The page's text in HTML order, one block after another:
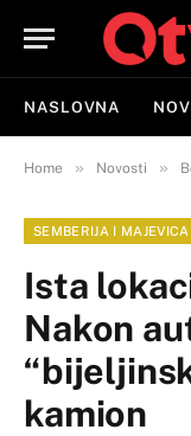
NASLOVNA
Home » Novosti »
SEMBERIJA I MAJEVICA
Ista
Nakon
kamion